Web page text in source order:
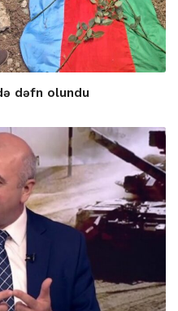
dəfn olundu